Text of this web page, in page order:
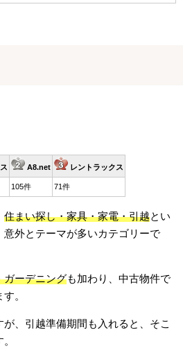
A8.net レントラックス
105件 71件
住まい探し・家具・家電・引越とい
意外とテーマが多いカテゴリーで
ガーデニングも加わり、中古物件で
。
、引越準備期間も入れると、そこ